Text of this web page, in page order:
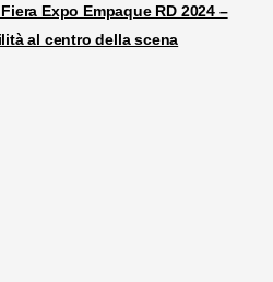
Expo Empaque RD 2024 –
al centro della scena